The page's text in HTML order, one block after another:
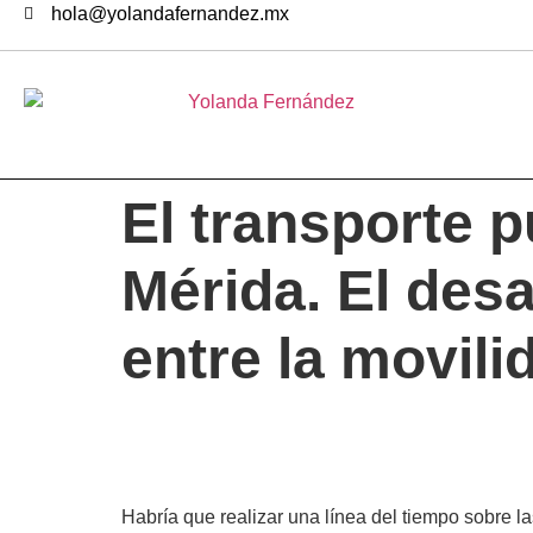
hola@yolandafernandez.mx
El transporte
Mérida. El
entre la
Habría que realizar una línea del tiempo sobre